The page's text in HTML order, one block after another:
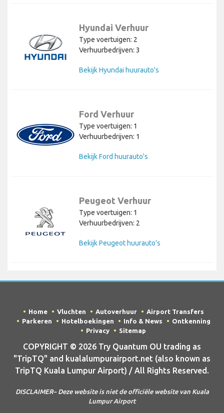
Hyundai Verhuur
Type voertuigen: 2
Verhuurbedrijven: 3
Bekijk Hyundai huurauto's
Ford Verhuur
Type voertuigen: 1
Verhuurbedrijven: 1
Bekijk Ford huurauto's
Peugeot Verhuur
Type voertuigen: 1
Verhuurbedrijven: 2
Bekijk Peugeot huurauto's
Home Vluchten Autoverhuur
Airport Transfers
Parkeren
Hotelboekingen Info & News
Ontkenning
Privacy
Sitemap
COPYRIGHT © 2026 Try Quantum OU trading as
"TripTQ" and kualalumpurairport.net (also known as
TripTQ Kuala Lumpur Airport) / All Rights Reserved.
DISCLAIMER– Deze website is niet de officiële website van Kuala
Lumpur Airport